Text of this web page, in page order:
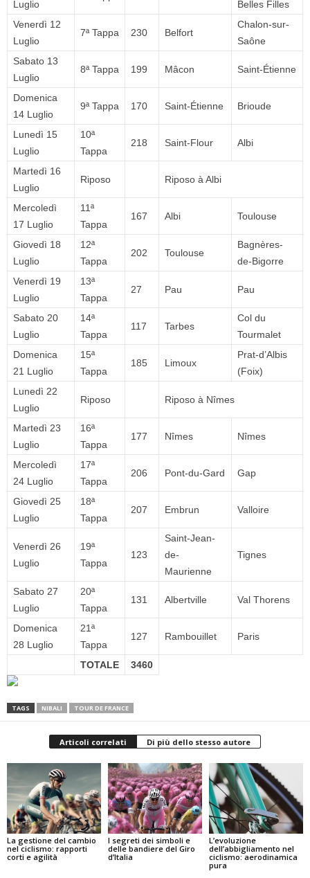
Luglio
Belles Filles
Venerdì 12
Luglio
7ª Tappa 230 Belfort
Chalon-sur-
Saône
Sabato 13
Luglio
8ª Tappa 199 Mâcon Saint-Étienne
Domenica
14 Luglio
9ª Tappa 170 Saint-Étienne Brioude
Lunedì 15
Luglio
10ª
Tappa
218 Saint-Flour Albi
Martedì 16
Luglio
Riposo Riposo à Albi
Mercoledì
17 Luglio
11ª
Tappa
167 Albi Toulouse
Giovedì 18
Luglio
12ª
Tappa
202 Toulouse
Bagnères-
de-Bigorre
Venerdì 19
Luglio
13ª
Tappa
27 Pau Pau
Sabato 20
Luglio
14ª
Tappa
117 Tarbes
Col du
Tourmalet
Domenica
21 Luglio
15ª
Tappa
185 Limoux
Prat-d’Albis
(Foix)
Lunedì 22
Luglio
Riposo Riposo à Nîmes
Martedì 23
Luglio
16ª
Tappa
177 Nîmes Nîmes
Mercoledì
24 Luglio
17ª
Tappa
206 Pont-du-Gard Gap
Giovedì 25
Luglio
18ª
Tappa
207 Embrun Valloire
Venerdì 26
Luglio
19ª
Tappa
123
Saint-Jean-
de-
Maurienne
Tignes
Sabato 27
Luglio
20ª
Tappa
131 Albertville Val Thorens
Domenica
28 Luglio
21ª
Tappa
127 Rambouillet Paris
TOTALE 3460
TAGS NIBALI TOUR DE FRANCE
Articoli correlati Di più dello stesso autore
La gestione del cambio
nel ciclismo: rapporti
corti e agilità
I segreti dei simboli e
delle bandiere del Giro
d’Italia
L’evoluzione
dell’abbigliamento nel
ciclismo: aerodinamica
pura